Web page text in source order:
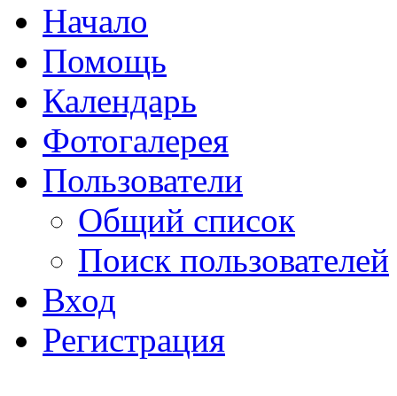
Начало
Помощь
Календарь
Фотогалерея
Пользователи
Общий список
Поиск пользователей
Вход
Регистрация